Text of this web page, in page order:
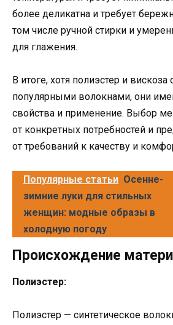
более деликатна и требует
том числе ручной стирки и
для глажения.
В итоге, хотя полиэстер и вискоза
популярными волокнами, они
свойства и применение. Выбор
от конкретных потребностей и
от требований к качеству и
Популярные статьи Осенне-
зимние луки для стильных
женщин: модные образы в
холодную погоду
Происхождение
Полиэстер:
Полиэстер — синтетическое